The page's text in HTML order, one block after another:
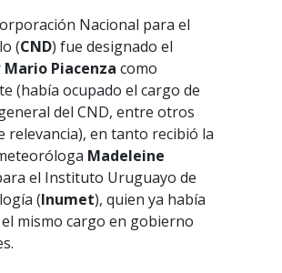
Nacional para el
(CND) fue designado el
Mario Piacenza como
(había ocupado el cargo de
del CND, entre otros
relevancia), en tanto recibió la
Madeleine
el Instituto Uruguayo de
(Inumet), quien ya había
mismo cargo en gobierno